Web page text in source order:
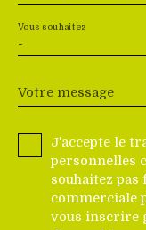
-
Vous souhaitez
Votre message
J'accepte le
personnelles
souhaitez
commerciale
vous inscrire